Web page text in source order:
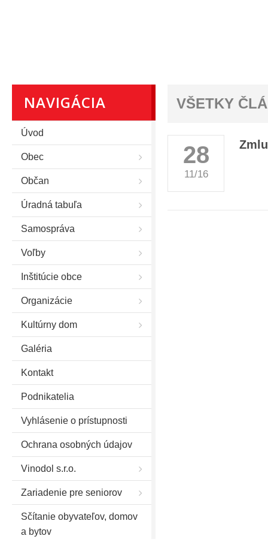
NAVIGÁCIA
Úvod
Obec
Občan
Úradná tabuľa
Samospráva
Voľby
Inštitúcie obce
Organizácie
Kultúrny dom
Galéria
Kontakt
Podnikatelia
Vyhlásenie o prístupnosti
Ochrana osobných údajov
Vinodol s.r.o.
Zariadenie pre seniorov
Sčítanie obyvateľov, domov
a bytov
VŠETKY
28
11/16